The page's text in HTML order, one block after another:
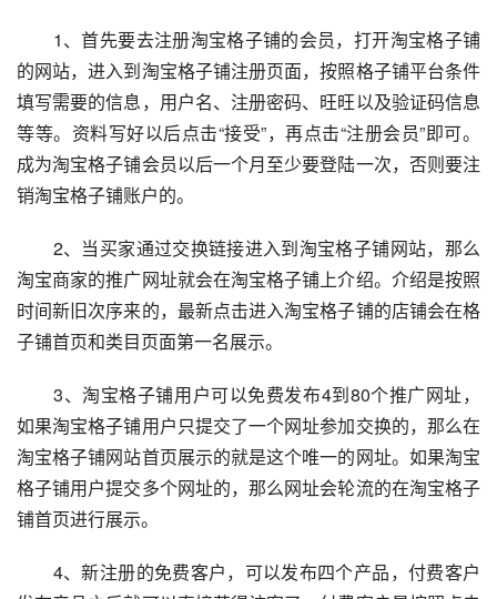
1、首先要去注册淘宝格子铺的会员，打开淘宝格子铺
的网站，进入到淘宝格子铺注册页面，按照格子铺平台条件
填写需要的信息，用户名、注册密码、旺旺以及验证码信息
等等。资料写好以后点击“接受”，再点击“注册会员”即可。
成为淘宝格子铺会员以后一个月至少要登陆一次，否则要注
销淘宝格子铺账户的。
2、当买家通过交换链接进入到淘宝格子铺网站，那么
淘宝商家的推广网址就会在淘宝格子铺上介绍。介绍是按照
时间新旧次序来的，最新点击进入淘宝格子铺的店铺会在格
子铺首页和类目页面第一名展示。
3、淘宝格子铺用户可以免费发布4到80个推广网址，
如果淘宝格子铺用户只提交了一个网址参加交换的，那么在
淘宝格子铺网站首页展示的就是这个唯一的网址。如果淘宝
格子铺用户提交多个网址的，那么网址会轮流的在淘宝格子
铺首页进行展示。
4、新注册的免费客户，可以发布四个产品，付费客户